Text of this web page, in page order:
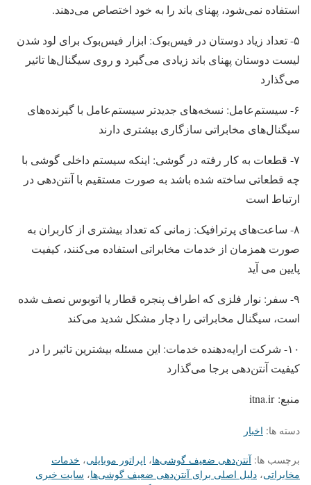
استفاده نمی‌شود، پهنای باند را به خود اختصاص می‌دهند.
۵- تعداد زیاد دوستان در فیس‌بوک: ابزار فیس‌بوک برای لود شدن
لیست دوستان پهنای باند زیادی می‌گیرد و روی سیگنال‌ها تاثیر
می‌گذارد
۶- سیستم‌عامل: نسخه‌های جدیدتر سیستم‌عامل با گیرنده‌های
سیگنال‌های مخابراتی سازگاری بیشتری دارند
۷- قطعات به کار رفته در گوشی: اینکه سیستم داخلی گوشی با
چه قطعاتی ساخته شده باشد به صورت مستقیم با آنتن‌دهی در
ارتباط است
۸- ساعت‌های پرترافیک: زمانی که تعداد بیشتری از کاربران به
صورت همزمان از خدمات مخابراتی استفاده می‌کنند، کیفیت
پایین می آید
۹- سفر: نوار فلزی که اطراف پنجره قطار یا اتوبوس نصف شده
است، سیگنال مخابراتی را دچار مشکل شدید می‌کند
۱۰- شرکت ارایه‌دهنده خدمات: این مسئله بیشترین تاثیر را در
کیفیت آنتن‌دهی برجا می‌گذارد
منبع: itna.ir
دسته ها: اخبار
برچسب ها: آنتن‌دهی ضعیف گوشی‌ها، اپراتور موبایلی، خدمات
مخابراتی، دلیل اصلی برای آنتن‌دهی ضعیف گوشی‌ها، سایت خبری